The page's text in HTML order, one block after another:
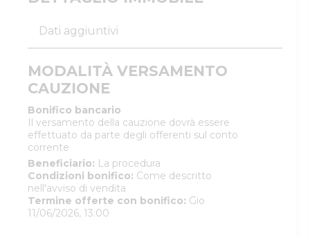
Dati aggiuntivi
MODALITÀ VERSAMENTO
CAUZIONE
Bonifico bancario
Il versamento della cauzione dovrà essere
effettuato da parte degli offerenti sul conto
corrente
Beneficiario: La procedura
Condizioni bonifico: Come descritto
nell'avviso di vendita
Termine offerte con bonifico: Gio
11/06/2026, 13:00